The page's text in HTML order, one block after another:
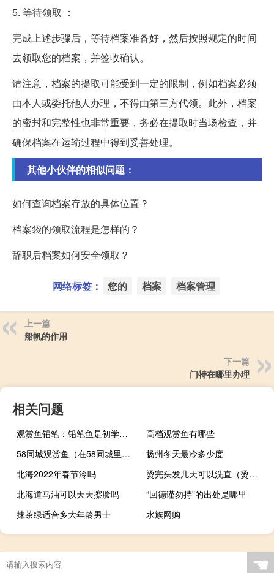
5. 等待领取 ：
完成上述步骤后，等待档案准备好，然后按照规定的时间
去领取您的档案，并签收确认。
请注意，档案的提取可能受到一定的限制，例如档案必须
由本人或委托他人办理，不得由第三方代领。此外，档案
的密封和完整性也非常重要，务必在提取时当场检查，并
确保档案在运输过程中得到妥善处理。
其他小伙伴的相似问题：
如何查询档案存放的具体位置？
档案袋的领取流程是怎样的？
辞职后档案如何安全领取？
网络标签： 您的 档案 档案管理
上一篇
船帆的作用
下一篇
门特在哪里办理
相关问题
观赏鱼铅笔：铅笔鱼是初学者比较容易饲养的观赏鱼
高档观赏鱼有哪些
58同城观赏鱼（在58同城里在线购买观赏鱼靠谱吗？）
扬州冬天最冷多少度
北海2022年春节泠吗
烫完头发几天可以洗直（烫完头发几天可以洗）
北海道马油可以天天擦脸吗
“回德谨勿持”的出处是哪里
抹茶绿适合多大年龄男士
水族网购
吃鸭肉不能吃什么（鸭肉不能和什么一起吃）
过元宵节要到新房子里吗
冬天的老鼠怎么捉住
☚